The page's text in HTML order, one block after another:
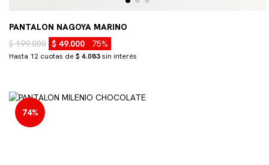
PANTALON NAGOYA MARINO
$ 199.000 $ 49.000 75%
Hasta 12 cuotas de$ 4.083sin interés
74%